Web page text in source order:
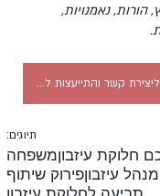
הורות, נאמנויות,
כיצד נוכל לעזור לך? ליצירת קשר והתייעצות לחצו כאן
תיוגים:
חלוקת עיזבוןמשפחה
מנהל עיזבוןפירוק שיתוף